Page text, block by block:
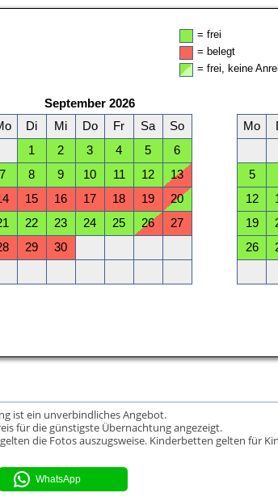
ist ein unverbindliches Angebot.
für die günstigste Übernachtung angezeigt.
die Fotos auszugsweise. Kinderbetten gelten für
WhatsApp